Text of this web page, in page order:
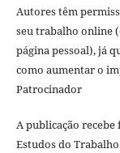
Autores têm
seu trabalho online
página pessoal), já
como aumentar o
Patrocinador
A publicação
Estudos do